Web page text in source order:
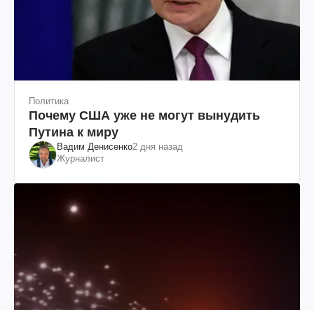
Политика
Почему США уже не могут вынудить
Путина к миру
Вадим Денисенко2 дня назад
Журналист